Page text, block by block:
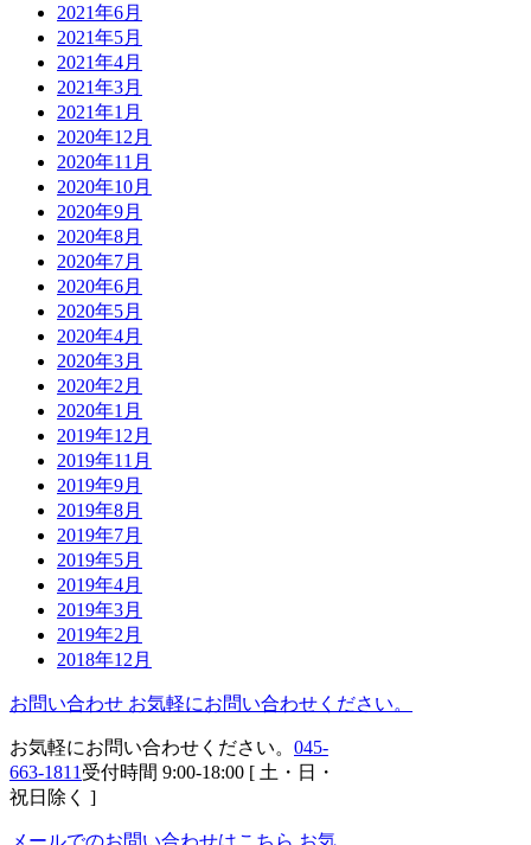
2021年6月
2021年5月
2021年4月
2021年3月
2021年1月
2020年12月
2020年11月
2020年10月
2020年9月
2020年8月
2020年7月
2020年6月
2020年5月
2020年4月
2020年3月
2020年2月
2020年1月
2019年12月
2019年11月
2019年9月
2019年8月
2019年7月
2019年5月
2019年4月
2019年3月
2019年2月
2018年12月
お問い合わせ お気軽にお問い合わせください。
お気軽にお問い合わせください。 045-
663-1811 受付時間 9:00-18:00 [ 土・日・
祝日除く ]
メールでのお問い合わせはこちら お気